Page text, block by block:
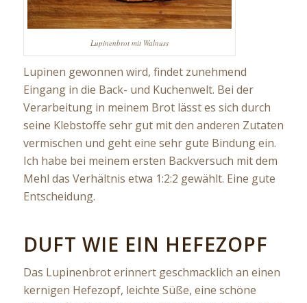
Lupinenbrot mit Walnuss
Lupinen gewonnen wird, findet zunehmend
Eingang in die Back- und Kuchenwelt. Bei der
Verarbeitung in meinem Brot lässt es sich durch
seine Klebstoffe sehr gut mit den anderen Zutaten
vermischen und geht eine sehr gute Bindung ein.
Ich habe bei meinem ersten Backversuch mit dem
Mehl das Verhältnis etwa 1:2:2 gewählt. Eine gute
Entscheidung.
DUFT WIE EIN HEFEZOPF
Das Lupinenbrot erinnert geschmacklich an einen
kernigen Hefezopf, leichte Süße, eine schöne